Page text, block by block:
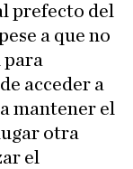
prefecto del
a que no
acceder a
mantener el
otra
el